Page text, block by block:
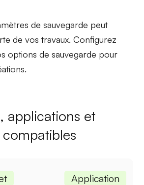
de sauvegarde peut
de vos travaux. Configurez
options de sauvegarde pour
applications et
compatibles
Application